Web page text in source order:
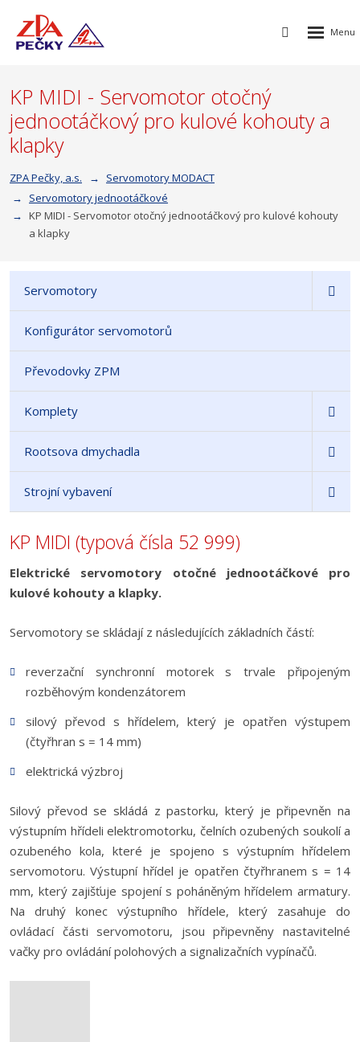
Vyhledávání
Rozbalení
KP MIDI - Servomotor otočný
jednootáčkový pro kulové kohouty a
klapky
ZPA Pečky, a.s.
Servomotory MODACT
Servomotory jednootáčkové
KP MIDI - Servomotor otočný jednootáčkový pro kulové kohouty
a klapky
Servomotory
Konfigurátor servomotorů
Převodovky ZPM
Komplety
Rootsova dmychadla
Strojní vybavení
KP MIDI (typová čísla 52 999)
Elektrické servomotory otočné jednootáčkové pro
kulové kohouty a klapky.
Servomotory se skládají z následujících základních částí:
reverzační synchronní motorek s trvale připojeným
rozběhovým kondenzátorem
silový převod s hřídelem, který je opatřen výstupem
(čtyřhran s = 14 mm)
elektrická výzbroj
Silový převod se skládá z pastorku, který je připevněn na
výstupním hřídeli elektromotorku, čelních ozubených soukolí a
ozubeného kola, které je spojeno s výstupním hřídelem
servomotoru. Výstupní hřídel je opatřen čtyřhranem s = 14
mm, který zajišťuje spojení s poháněným hřídelem armatury.
Na druhý konec výstupního hřídele, který zasahuje do
ovládací části servomotoru, jsou připevněny nastavitelné
vačky pro ovládání polohových a signalizačních vypínačů.